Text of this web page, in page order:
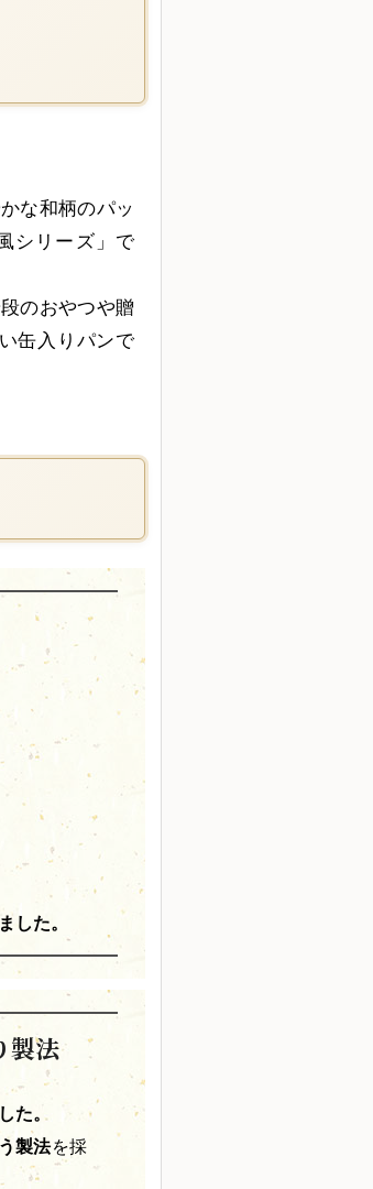
な和柄のパッ
シリーズ」で
のおやつや贈
缶入りパンで
した。
製法
た。
製法を採